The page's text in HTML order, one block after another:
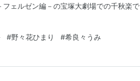
ェルゼン編－の宝塚大劇場での千秋楽で
#野々花ひまり #希良々うみ